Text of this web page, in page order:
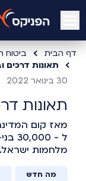
open mobile menu
דף הבית ביטוח
תאונות דרכים
30 בינואר 2022
תאונות
מאז קום
ל -
מלחמות ישראל.
מה חדש